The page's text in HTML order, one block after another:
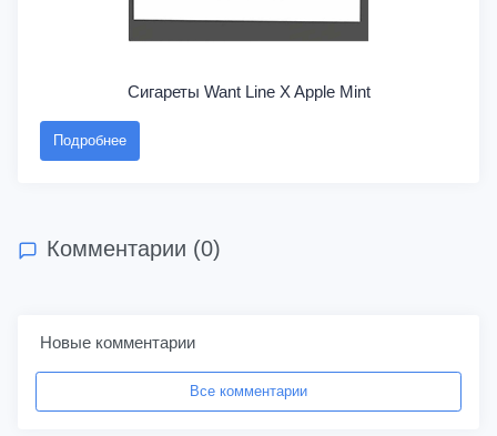
Сигареты Want Line X Apple Mint
Подробнее
Комментарии (0)
Новые комментарии
Все комментарии